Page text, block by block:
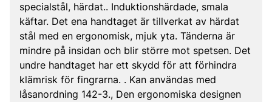
specialstål, härdat.. Induktionshärdade, smala
käftar. Det ena handtaget är tillverkat av härdat
stål med en ergonomisk, mjuk yta. Tänderna är
mindre på insidan och blir större mot spetsen. Det
undre handtaget har ett skydd för att förhindra
klämrisk för fingrarna. . Kan användas med
låsanordning 142-3., Den ergonomiska designen